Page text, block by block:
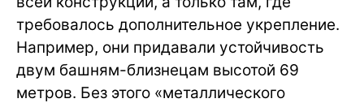
требовалось дополнительное укрепление.
Например, они придавали устойчивость
двум башням-близнецам высотой 69
метров. Без этого «металлического